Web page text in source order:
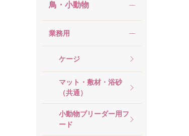
鳥・小動物
業務用
ケージ
マット・敷材・浴砂
（共通）
小動物ブリーダー用フ
ード